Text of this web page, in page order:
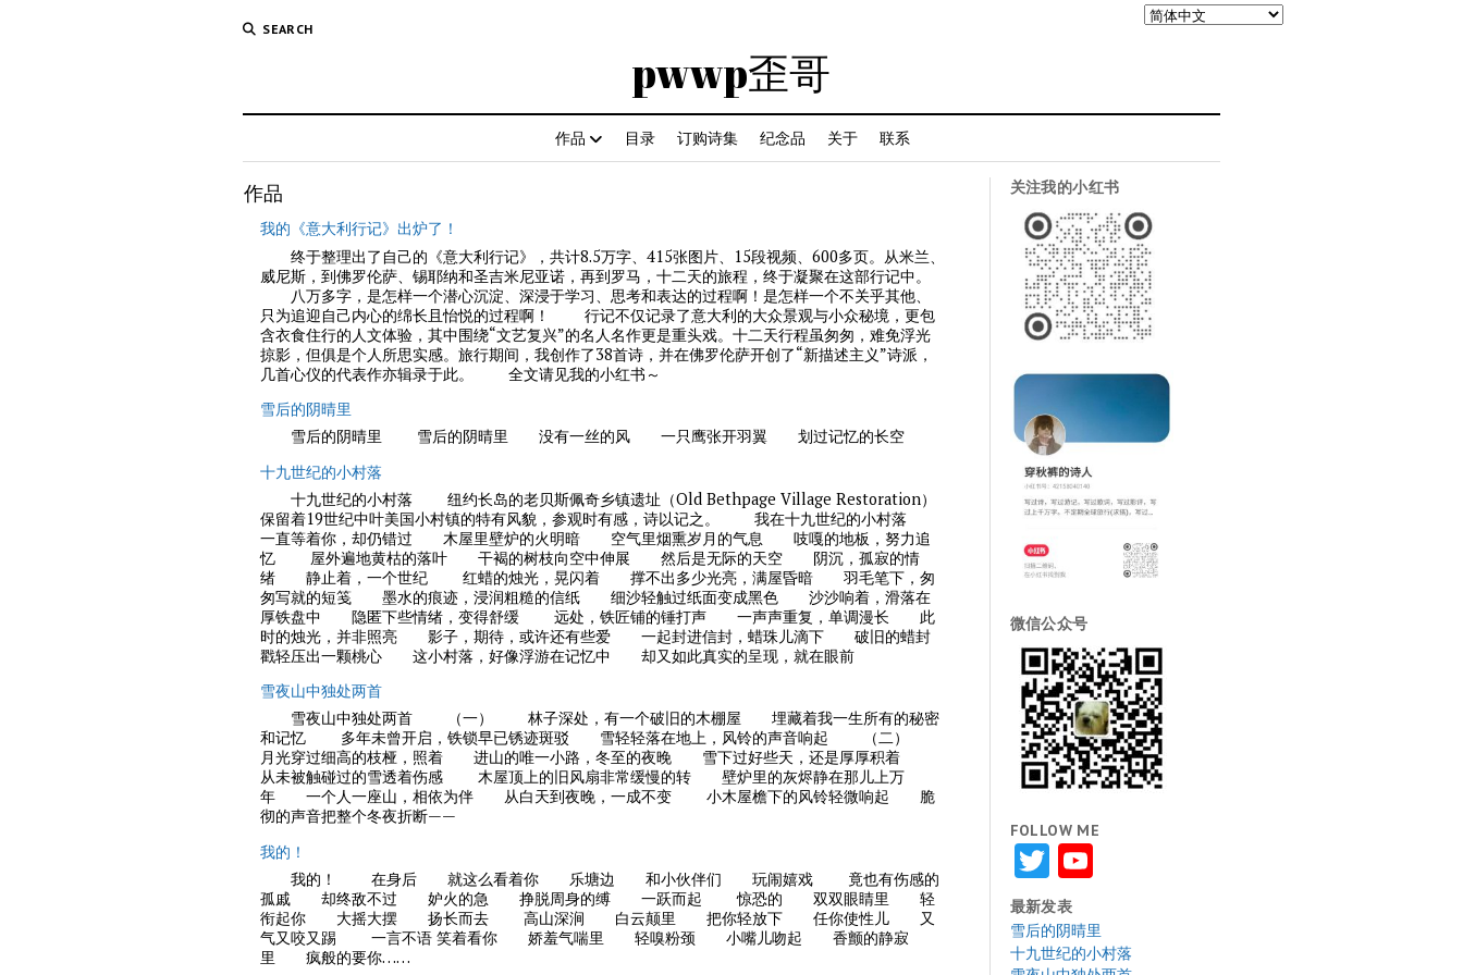
SEARCH
pwwp歪哥
作品 目录 订购诗集 纪念品 关于 联系
作品
我的《意大利行记》出炉了！
终于整理出了自己的《意大利行记》，共计8.5万字、415张图片、15段视频、600多页。从米兰、
威尼斯，到佛罗伦萨、锡耶纳和圣吉米尼亚诺，再到罗马，十二天的旅程，终于凝聚在这部行记中。
八万多字，是怎样一个潜心沉淀、深浸于学习、思考和表达的过程啊！是怎样一个不关乎其他、
只为追迎自己内心的绵长且怡悦的过程啊！ 行记不仅记录了意大利的大众景观与小众秘境，更包
含衣食住行的人文体验，其中围绕“文艺复兴”的名人名作更是重头戏。十二天行程虽匆匆，难免浮光
掠影，但俱是个人所思实感。旅行期间，我创作了38首诗，并在佛罗伦萨开创了“新描述主义”诗派，
几首心仪的代表作亦辑录于此。 全文请见我的小红书～
雪后的阴晴里
雪后的阴晴里 雪后的阴晴里 没有一丝的风 一只鹰张开羽翼 划过记忆的长空
十九世纪的小村落
十九世纪的小村落 纽约长岛的老贝斯佩奇乡镇遗址（Old Bethpage Village Restoration）
保留着19世纪中叶美国小村镇的特有风貌，参观时有感，诗以记之。 我在十九世纪的小村落
一直等着你，却仍错过 木屋里壁炉的火明暗 空气里烟熏岁月的气息 吱嘎的地板，努力追
忆 屋外遍地黄枯的落叶 干褐的树枝向空中伸展 然后是无际的天空 阴沉，孤寂的情
绪 静止着，一个世纪 红蜡的烛光，晃闪着 撑不出多少光亮，满屋昏暗 羽毛笔下，匆
匆写就的短笺 墨水的痕迹，浸润粗糙的信纸 细沙轻触过纸面变成黑色 沙沙响着，滑落在
厚铁盘中 隐匿下些情绪，变得舒缓 远处，铁匠铺的锤打声 一声声重复，单调漫长 此
时的烛光，并非照亮 影子，期待，或许还有些爱 一起封进信封，蜡珠儿滴下 破旧的蜡封
戳轻压出一颗桃心 这小村落，好像浮游在记忆中 却又如此真实的呈现，就在眼前
雪夜山中独处两首
雪夜山中独处两首 （一） 林子深处，有一个破旧的木棚屋 埋藏着我一生所有的秘密
和记忆 多年未曾开启，铁锁早已锈迹斑驳 雪轻轻落在地上，风铃的声音响起 （二）
月光穿过细高的枝桠，照着 进山的唯一小路，冬至的夜晚 雪下过好些天，还是厚厚积着
从未被触碰过的雪透着伤感 木屋顶上的旧风扇非常缓慢的转 壁炉里的灰烬静在那儿上万
年 一个人一座山，相依为伴 从白天到夜晚，一成不变 小木屋檐下的风铃轻微响起 脆
彻的声音把整个冬夜折断——
我的！
我的！ 在身后 就这么看着你 乐塘边 和小伙伴们 玩闹嬉戏 竟也有伤感的
孤戚 却终敌不过 妒火的急 挣脱周身的缚 一跃而起 惊恐的 双双眼睛里 轻
衔起你 大摇大摆 扬长而去 高山深涧 白云颠里 把你轻放下 任你使性儿 又
气又咬又踢 一言不语 笑着看你 娇羞气喘里 轻嗅粉颈 小嘴儿吻起 香颤的静寂
里 疯般的要你……
关注我的小红书
微信公众号
FOLLOW ME
TwitterYouTube
最新发表
雪后的阴晴里
十九世纪的小村落